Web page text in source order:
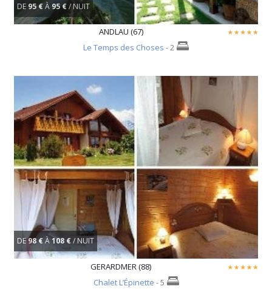
DE 95 €À 95 €/ NUIT
ANDLAU (67)
Le Temps des Choses - 2
DE98 €À108 €/ NUIT
GERARDMER (88)
Chalet L’Épinette - 5